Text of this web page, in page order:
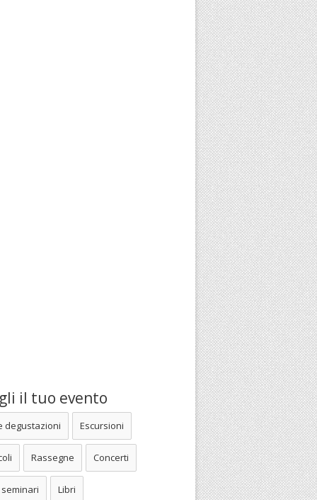
il tuo evento
degustazioni Escursioni
Rassegne Concerti
Libri